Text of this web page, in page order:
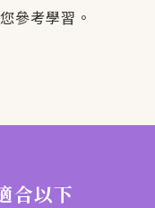
參考學習。
合以下